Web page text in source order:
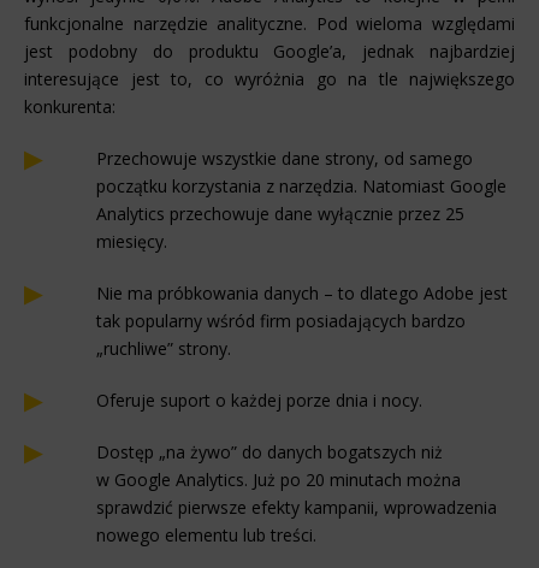
funkcjonalne narzędzie analityczne. Pod wieloma względami
jest podobny do produktu Google’a, jednak najbardziej
interesujące jest to, co wyróżnia go na tle największego
konkurenta:
Przechowuje wszystkie dane strony, od samego
początku korzystania z narzędzia. Natomiast Google
Analytics przechowuje dane wyłącznie przez 25
miesięcy.
Nie ma próbkowania danych – to dlatego Adobe jest
tak popularny wśród firm posiadających bardzo
„ruchliwe” strony.
Oferuje suport o każdej porze dnia i nocy.
Dostęp „na żywo” do danych bogatszych niż
w Google Analytics. Już po 20 minutach można
sprawdzić pierwsze efekty kampanii, wprowadzenia
nowego elementu lub treści.